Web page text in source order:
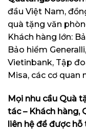
đầu Việt Nam,
quà tặng văn
Khách hàng lớn:
Bảo hiểm
Vietinbank, Tập
Misa, các cơ quan
Mọi nhu cầu Quà
tác – Khách hàng,
liên hệ để được